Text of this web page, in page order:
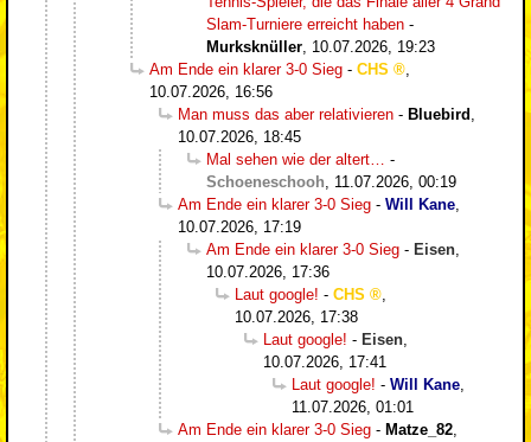
Slam-Turniere erreicht haben -
Murksknüller, 10.07.2026, 19:23
Am Ende ein klarer 3-0 Sieg - CHS
,
10.07.2026, 16:56
Man muss das aber relativieren - Bluebird ,
10.07.2026, 18:45
Mal sehen wie der altert… -
Schoeneschooh, 11.07.2026, 00:19
Am Ende ein klarer 3-0 Sieg - Will Kane,
10.07.2026, 17:19
Am Ende ein klarer 3-0 Sieg - Eisen,
10.07.2026, 17:36
Laut google! - CHS
,
10.07.2026, 17:38
Laut google! - Eisen,
10.07.2026, 17:41
Laut google! - Will Kane,
11.07.2026, 01:01
Am Ende ein klarer 3-0 Sieg - Matze_82,